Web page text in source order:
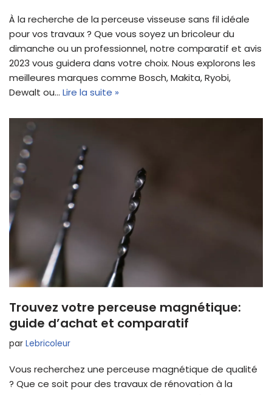
À la recherche de la perceuse visseuse sans fil idéale
pour vos travaux ? Que vous soyez un bricoleur du
dimanche ou un professionnel, notre comparatif et avis
2023 vous guidera dans votre choix. Nous explorons les
meilleures marques comme Bosch, Makita, Ryobi,
Dewalt ou… Lire la suite »
Trouvez votre perceuse magnétique:
guide d’achat et comparatif
par Lebricoleur
Vous recherchez une perceuse magnétique de qualité
? Que ce soit pour des travaux de rénovation à la